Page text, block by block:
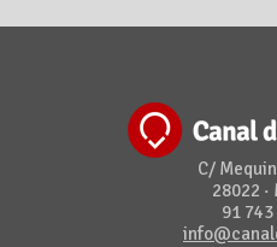
C/
28022 ·
91